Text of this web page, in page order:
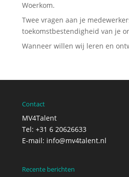
Woerkom.
Twee vragen aan je
toekomstbestendigheid van je
Wanneer willen wij leren en
Contact
MV4Talent
Tel: +31 6 20626633
E-mail: info@mv4talent.nl
Recente berichten